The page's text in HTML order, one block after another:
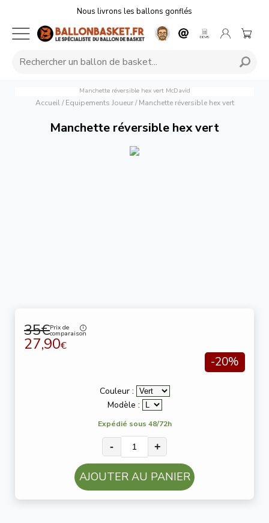
Nous livrons les ballons gonflés
Manchette réversible hex vert McDavid
Accueil/ Equipements Joueur/ Manchette réversible hex vert
Manchette réversible hex vert
35€Prix de
comparaison
27,90€
-20%
Couleur :
Modèle :
Expédié sous 48/72h
- +
AJOUTER AU PANIER